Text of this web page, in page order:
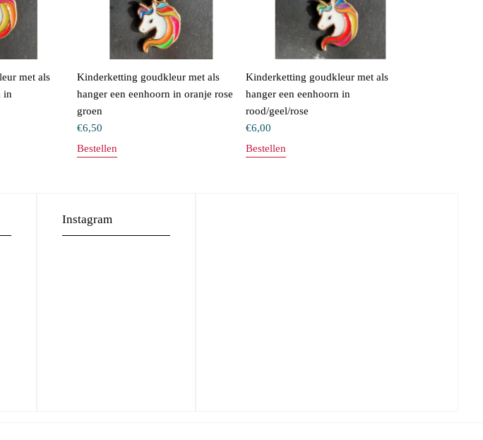
met als
in
Kinderketting goudkleur met als
hanger een eenhoorn in oranje rose
groen
€6,50
Bestellen
Kinderketting goudkleur met als
hanger een eenhoorn in
rood/geel/rose
€6,00
Bestellen
Instagram